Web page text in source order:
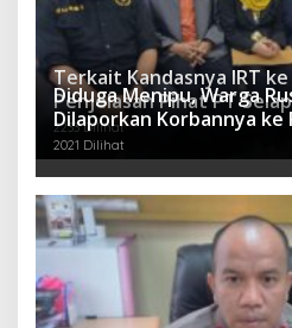
Terkait Kandasnya IRT ke
Penjelasan Pihat PT
2233 Dilihat
Diduga Menipu, Warga
Dilaporkan Korbannya ke
2021 Dilihat